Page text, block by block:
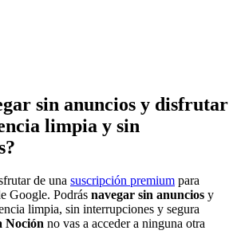
sin anuncios y disfrutar
limpia y sin
de una suscripción premium para
Google. Podrás navegar sin anuncios y
limpia, sin interrupciones y segura
Noción no vas a acceder a ninguna otra